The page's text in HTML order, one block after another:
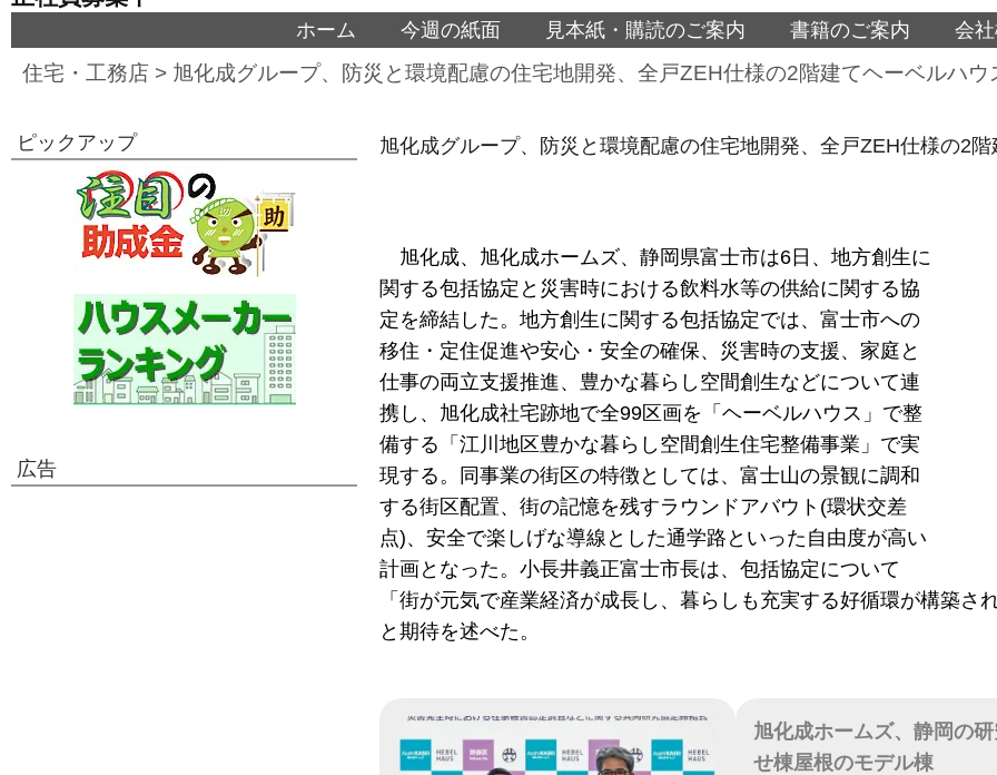
ホーム 今週の紙面 見本紙・購読のご案内 書籍のご案内 会
住宅・工務店 > 旭化成グループ、防災と環境配慮の住宅地開発、全戸ZEH仕様の2階建てヘーベルハウ
旭化成グループ、防災と環境配慮の住宅地開発、全戸ZEH仕様の2
旭化成、旭化成ホームズ、静岡県富士市は6日、地方創生に
関する包括協定と災害時における飲料水等の供給に関する協
定を締結した。地方創生に関する包括協定では、富士市への
移住・定住促進や安心・安全の確保、災害時の支援、家庭と
仕事の両立支援推進、豊かな暮らし空間創生などについて連
携し、旭化成社宅跡地で全99区画を「ヘーベルハウス」で整
備する「江川地区豊かな暮らし空間創生住宅整備事業」で実
現する。同事業の街区の特徴としては、富士山の景観に調和
する街区配置、街の記憶を残すラウンドアバウト(環状交差
点)、安全で楽しげな導線とした通学路といった自由度が高い
計画となった。小長井義正富士市長は、包括協定について
「街が元気で産業経済が成長し、暮らしも充実する好循環が構築
と期待を述べた。
旭化成ホームズ、静岡の
せ棟屋根のモデル棟
ピックアップ
広告